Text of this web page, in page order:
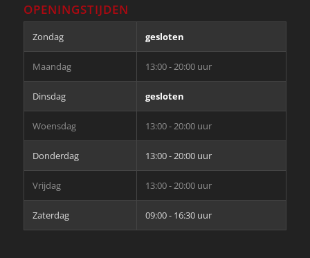
OPENINGSTIJDEN
Zondag gesloten
Maandag 13:00 - 20:00 uur
Dinsdag gesloten
Woensdag 13:00 - 20:00 uur
Donderdag 13:00 - 20:00 uur
Vrijdag 13:00 - 20:00 uur
Zaterdag 09:00 - 16:30 uur